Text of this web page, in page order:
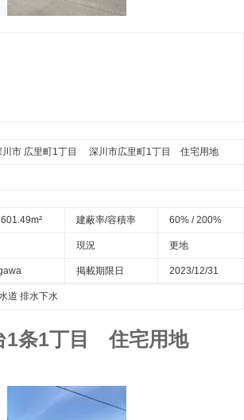
川市 広里町1丁目 深川市広里町1丁目 住宅用地
建蔽率/容積率 60% / 200%
現況 更地
掲載期限日 2023/12/31
道 排水下水
1条1丁目 住宅用地